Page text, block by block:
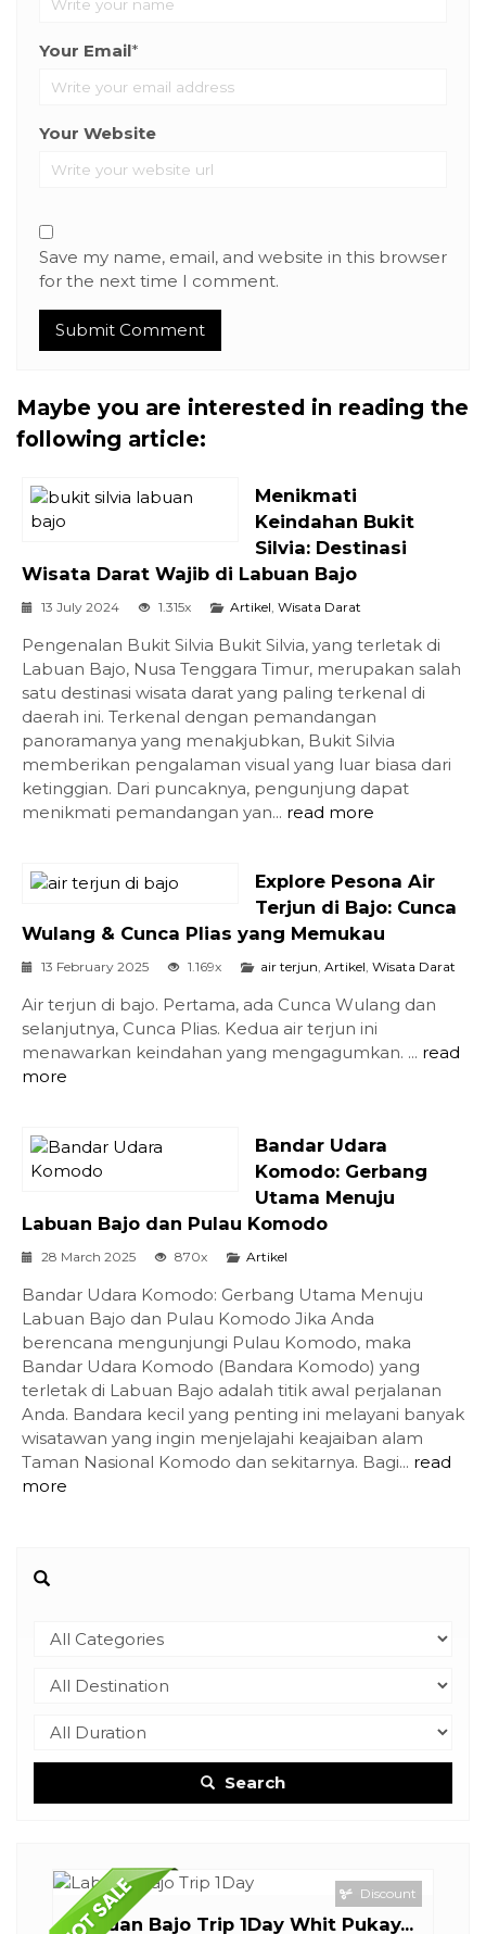
Your Email*
Your Website
Save my name, email, and website in this browser
for the next time I comment.
Maybe you are interested in reading the
following article:
Menikmati
Keindahan Bukit
Silvia: Destinasi
Wisata Darat Wajib di Labuan Bajo
13 July 2024 1.315x Artikel Wisata Darat
Pengenalan Bukit Silvia Bukit Silvia, yang terletak di
Labuan Bajo, Nusa Tenggara Timur, merupakan salah
satu destinasi wisata darat yang paling terkenal di
daerah ini. Terkenal dengan pemandangan
panoramanya yang menakjubkan, Bukit Silvia
memberikan pengalaman visual yang luar biasa dari
ketinggian. Dari puncaknya, pengunjung dapat
menikmati pemandangan yan... read more
Explore Pesona Air
Terjun di Bajo: Cunca
Wulang & Cunca Plias yang Memukau
13 February 2025 1.169x air terjun Artikel Wisata Darat
Air terjun di bajo. Pertama, ada Cunca Wulang dan
selanjutnya, Cunca Plias. Kedua air terjun ini
menawarkan keindahan yang mengagumkan. ... read
more
Bandar Udara
Komodo: Gerbang
Utama Menuju
Labuan Bajo dan Pulau Komodo
28 March 2025 870x Artikel
Bandar Udara Komodo: Gerbang Utama Menuju
Labuan Bajo dan Pulau Komodo Jika Anda
berencana mengunjungi Pulau Komodo, maka
Bandar Udara Komodo (Bandara Komodo) yang
terletak di Labuan Bajo adalah titik awal perjalanan
Anda. Bandara kecil yang penting ini melayani banyak
wisatawan yang ingin menjelajahi keajaiban alam
Taman Nasional Komodo dan sekitarnya. Bagi... read
more
Search
Labuan Bajo Trip 1Day Whit Pukay...
Discount